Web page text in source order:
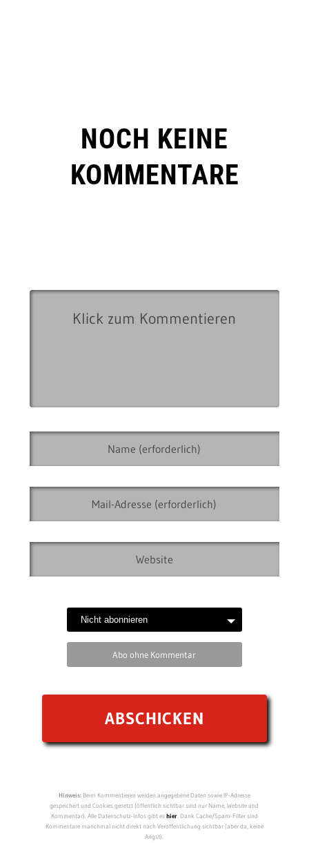
NOCH KEINE
KOMMENTARE
Abo ohne Kommentar
Hinweis:Beim Kommentieren werden angegebene Daten sowie IP-Adresse
gespeichert und Cookies gesetzt (öffentlich sichtbar sind nur Name, Website und
Kommentar). Alle Datenschutz-Infos gibt eshier. Dank Cache/Spam-Filter sind
Kommentare manchmal nicht direkt nach Veröffentlichung sichtbar (aber da, keine
Angst).